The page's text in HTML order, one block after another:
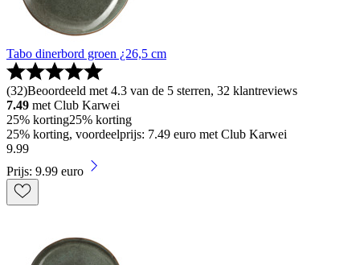
Tabo dinerbord groen ¿26,5 cm
(32)Beoordeeld met 4.3 van de 5 sterren, 32 klantreviews
7.49 met Club Karwei
25% korting25% korting
25% korting, voordeelprijs: 7.49 euro met Club Karwei
9.99
Prijs: 9.99 euro